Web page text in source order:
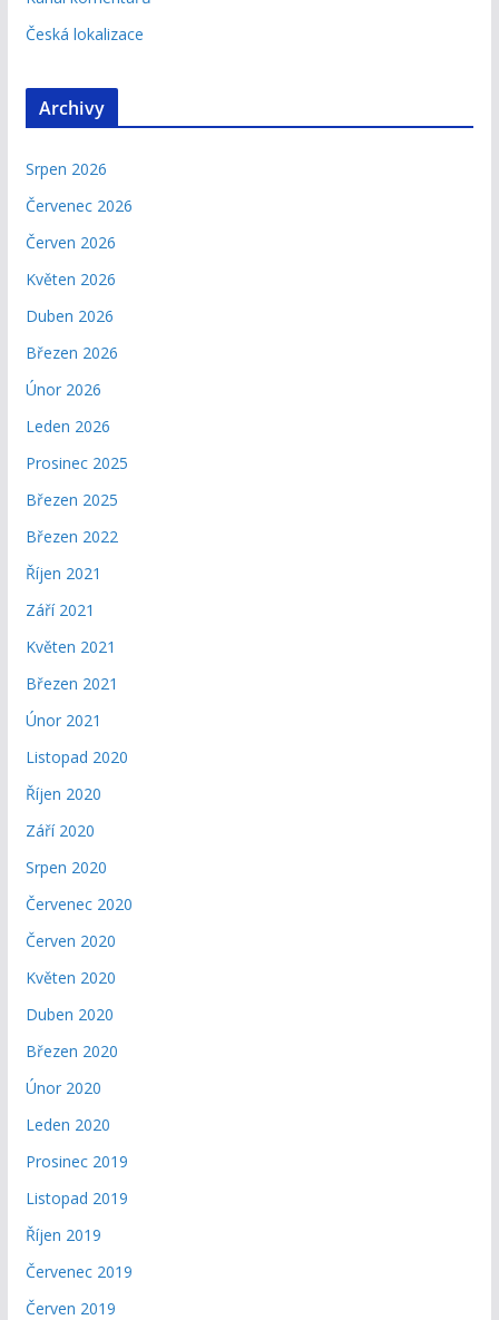
Česká lokalizace
Archivy
Srpen 2026
Červenec 2026
Červen 2026
Květen 2026
Duben 2026
Březen 2026
Únor 2026
Leden 2026
Prosinec 2025
Březen 2025
Březen 2022
Říjen 2021
Září 2021
Květen 2021
Březen 2021
Únor 2021
Listopad 2020
Říjen 2020
Září 2020
Srpen 2020
Červenec 2020
Červen 2020
Květen 2020
Duben 2020
Březen 2020
Únor 2020
Leden 2020
Prosinec 2019
Listopad 2019
Říjen 2019
Červenec 2019
Červen 2019